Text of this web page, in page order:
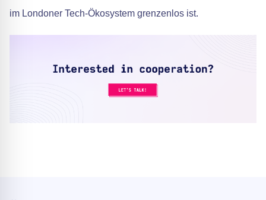
im Londoner Tech-Ökosystem grenzenlos ist.